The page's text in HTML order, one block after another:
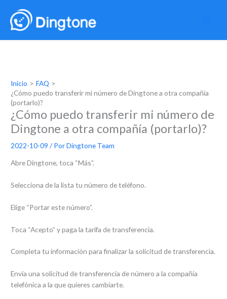
contenido
Inicio
FAQ
¿Cómo puedo transferir mi número de Dingtone a otra compañía
(portarlo)?
¿Cómo puedo transferir mi número de
Dingtone a otra compañía (portarlo)?
2022-10-09/ PorDingtone Team
Abre Dingtone, toca “Más”.
Selecciona de la lista tu número de teléfono.
Elige “Portar este número”.
Toca “Acepto” y paga la tarifa de transferencia.
Completa tu información para finalizar la solicitud de transferencia.
Envía una solicitud de transferencia de número a la compañía
telefónica a la que quieres cambiarte.